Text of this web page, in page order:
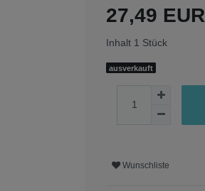
27,49 EUR
Inhalt 1 Stück
ausverkauft
Wunschliste